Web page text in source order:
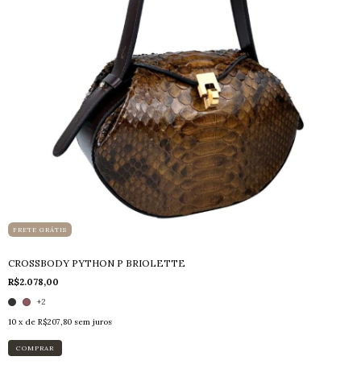
FRETE GRÁTIS
CROSSBODY PYTHON P BRIOLETTE
R$2.078,00
+2
10 x de R$207,80 sem juros
COMPRAR